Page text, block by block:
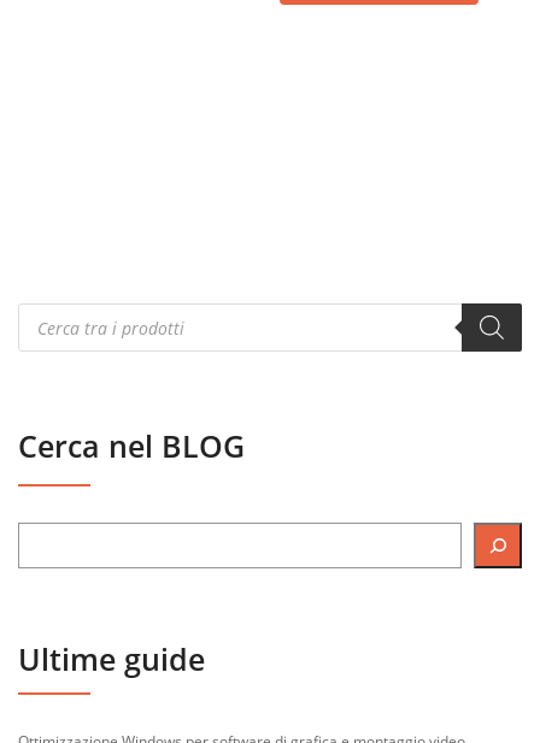
Products
search
Cerca nel BLOG
Ultime guide